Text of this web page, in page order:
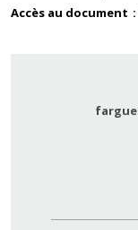
Accès au document